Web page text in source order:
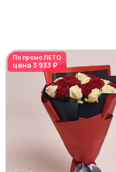
По промоЛЕТО
цена 3 933 ₽